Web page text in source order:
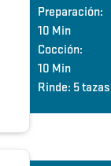
Preparación:
10 Min
Cocción:
10 Min
Rinde: 5 tazas